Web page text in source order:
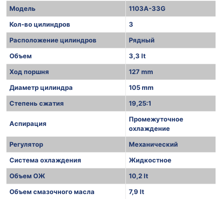
Модель
1103A-33G
Кол-во цилиндров
3
Расположение цилиндров
Рядный
Объем
3,3 lt
Ход поршня
127 mm
Диаметр цилиндра
105 mm
Степень сжатия
19,25:1
Аспирация
Промежуточное
охлаждение
Регулятор
Механический
Система охлаждения
Жидкостное
Объем ОЖ
10,2 lt
Объем смазочного масла
7,9 lt